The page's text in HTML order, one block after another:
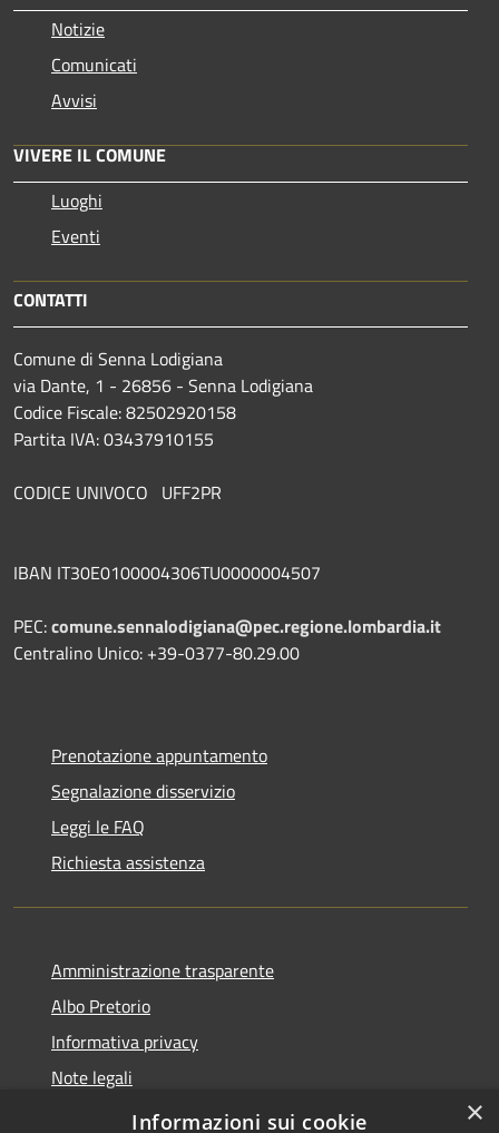
Notizie
Comunicati
Avvisi
VIVERE IL COMUNE
Luoghi
Eventi
CONTATTI
Comune di Senna Lodigiana
via Dante, 1 - 26856 - Senna Lodigiana
Codice Fiscale: 82502920158
Partita IVA: 03437910155
CODICE UNIVOCO UFF2PR
IBAN IT30E0100004306TU0000004507
PEC:comune.sennalodigiana@pec.regione.lombardia.it
Centralino Unico: +39-0377-80.29.00
Prenotazione appuntamento
Segnalazione disservizio
Leggi le FAQ
Richiesta assistenza
Amministrazione trasparente
Albo Pretorio
Informativa privacy
Note legali
Dichiarazione di accessibilità
×
Informazioni sui cookie